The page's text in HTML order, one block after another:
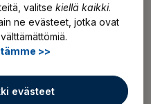
oireita
vaikutuksia
valitsekiellä kaikki.
ne evästeet, jotka ovat
>>
evästeet